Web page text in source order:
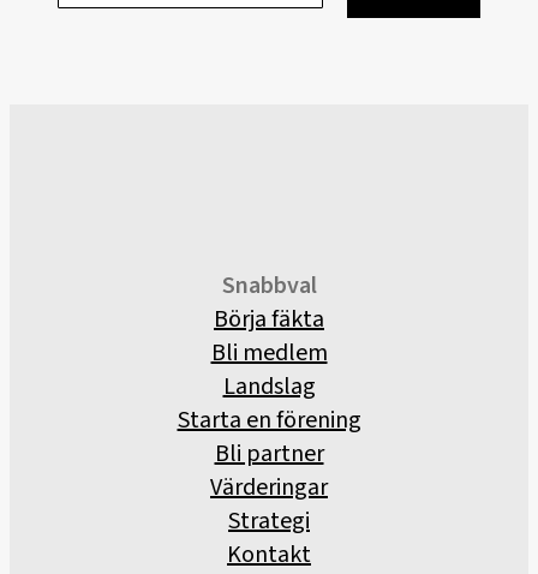
Snabbval
Börja fäkta
Bli medlem
Landslag
Starta en förening
Bli partner
Värderingar
Strategi
Kontakt